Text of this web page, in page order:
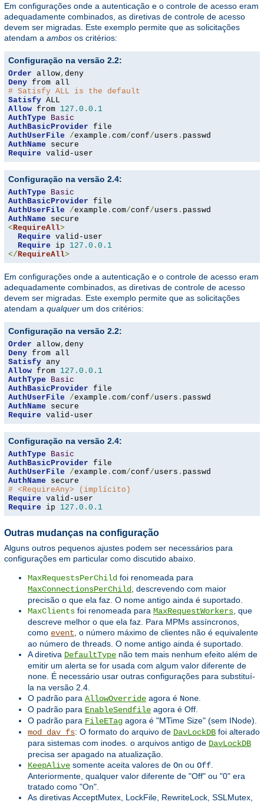
Em configurações onde a autenticação e o controle de acesso eram
adequadamente combinados, as diretivas de controle de acesso
devem ser migradas. Este exemplo permite que as solicitações
atendam a ambos os critérios:
Configuração na versão 2.2:
Order allow,
Deny
# Satisfy ALL is the default
Satisfy
Allow from 127.0 . 0.1
AuthType
Basic
AuthBasicProvider
AuthUserFile
/example . com/conf/users .
AuthName
Require valid-user
Configuração na versão 2.4:
AuthType
Basic
AuthBasicProvider
AuthUserFile
/example . com/conf/users .
AuthName
<RequireAll>
Require valid-user
Require ip 127.0 . 0.1
</RequireAll>
Em configurações onde a autenticação e o controle de acesso eram
adequadamente combinados, as diretivas de controle de acesso
devem ser migradas. Este exemplo permite que as solicitações
atendam a qualquer um dos critérios:
Configuração na versão 2.2:
Order allow,
Deny
Satisfy
Allow from 127.0 . 0.1
AuthType
Basic
AuthBasicProvider
AuthUserFile
/example . com/conf/users .
AuthName
Require valid-user
Configuração na versão 2.4:
AuthType
Basic
AuthBasicProvider
AuthUserFile
/example . com/conf/users .
AuthName
# <RequireAny> (implícito)
Require
Require ip 127.0 . 0.1
Outras mudanças na configuração
Alguns outros pequenos ajustes podem ser necessários para
configurações em particular como discutido abaixo.
MaxRequestsPerChild foi renomeada para
MaxConnectionsPerChild
, descrevendo com maior
precisão o que ela faz. O nome antigo ainda é suportado.
MaxClients foi renomeada para MaxRequestWorkers , que
descreve melhor o que ela faz. Para MPMs assíncronos,
como event , o número máximo de clientes não é equivalente
ao número de threads. O nome antigo ainda é suportado.
A diretiva DefaultType não tem mais nenhum efeito além de
emitir um alerta se for usada com algum valor diferente de
none . É necessário usar outras configurações para substituí-
la na versão 2.4.
O padrão para AllowOverride agora é None
O padrão para EnableSendfile agora é Off.
O padrão para FileETag agora é "MTime Size" (sem INode).
mod_dav_fs: O formato do arquivo de DavLockDB foi alterado
para sistemas com inodes. o arquivos antigo de DavLockDB
precisa ser apagado na atualização.
KeepAlive somente aceita valores de On ou Off
Anteriormente, qualquer valor diferente de "Off" ou "0" era
tratado como "On".
As diretivas AcceptMutex, LockFile, RewriteLock, SSLMutex,